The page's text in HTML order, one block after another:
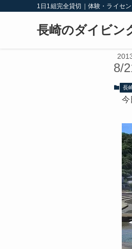
1日1組完全貸切｜体験・ライセ
長崎のダイビン
8/
長
今